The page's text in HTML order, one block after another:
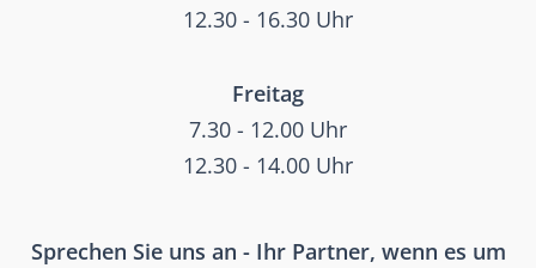
12.30 - 16.30 Uhr
Freitag
7.30 - 12.00 Uhr
12.30 - 14.00 Uhr
Sprechen Sie uns an - Ihr Partner, wenn es um